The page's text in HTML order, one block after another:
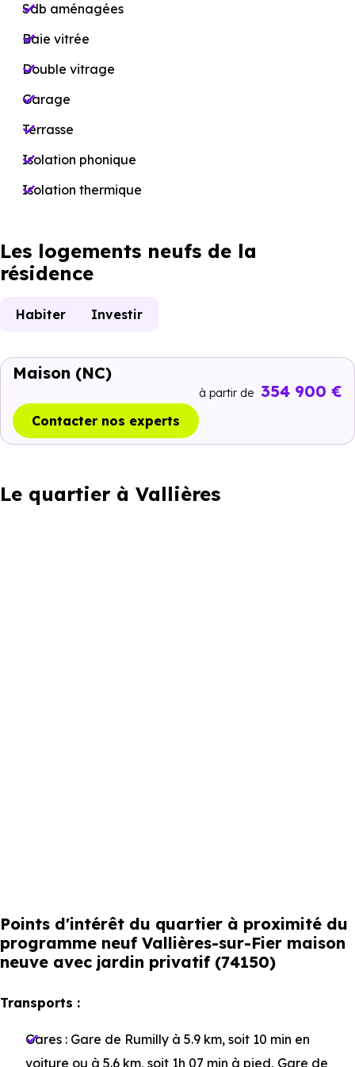
Sdb aménagées
Baie vitrée
Double vitrage
Garage
Terrasse
Isolation phonique
Isolation thermique
Les logements neufs de la
résidence
Habiter Investir
Maison (NC)
à partir de 354 900 €
Contacter nos experts
Le quartier à Vallières
Points d'intérêt du quartier à proximité du
programme neuf Vallières-sur-Fier maison
neuve avec jardin privatif (74150)
Transports :
Gares : Gare de Rumilly à 5.9 km, soit 10 min en
voiture ou à 5.6 km, soit 1h 07 min à pied, Gare de